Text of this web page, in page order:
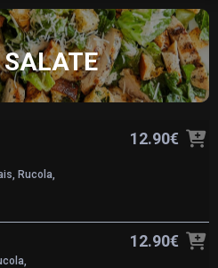
SALATE
12.90€
Rucola,
12.90€